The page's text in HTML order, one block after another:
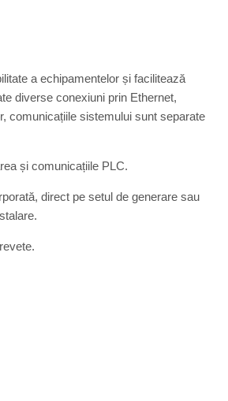
a echipamentelor și facilitează
diverse conexiuni prin Ethernet,
comunicațiile sistemului sunt separate
și comunicațiile PLC.
direct pe setul de generare sau